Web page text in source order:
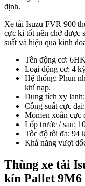
định.
Xe tải Isuzu FVR 900
cực kì tốt nên chở được
suất và hiệu quả kinh
Tên động cơ:
Loại động cơ: 4
Hệ thống: Phun
khí nạp.
Dung tích xy
Công suất cực
Momen xoắn cực
Lốp trước / sau:
Tốc độ tối đa: 94
Khả năng vượt
Thùng xe tải
kín Pallet 9M6